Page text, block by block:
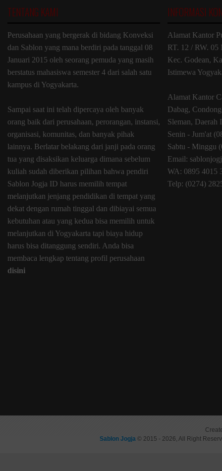
TENTANG KAMI
Perusahaan yang bergerak di bidang Konveksi
dan Sablon yang mana berdiri pada tanggal 08
Januari 2015 oleh seorang pemuda yang masih
berstatus mahasiswa semester 4 dari salah satu
kampus di Yogyakarta.
Sampai saat ini telah dipercaya oleh banyak
orang baik dari perusahaan, perorangan, instansi,
organisasi, komunitas, dan banyak pihak
lainnya. Berlatar belakang dari janji pada orang
tua yang disaksikan keluarga dimana sebelum
kuliah sudah diberikan pilihan bahwa pendiri
Sablon Jogja ID harus memilih tempat
melanjutkan jenjang pendidikan di tempat yang
dekat dengan rumah tinggal dan dibiayai semua
kebutuhan atau yang kedua bisa memilih untuk
melanjutkan di Yogyakarta tapi biaya hidup
harus bisa ditanggung sendiri. Anda bisa
membaca lengkap tentang profil perusahaan
disini
INFORMASI
Alamat Kantor
RT. 12 / RW. 05
Kec. Godean,
Istimewa
Alamat Kantor
Dabag,
Sleman, Daerah
Senin - Jum'at
Sabtu - Minggu
Email:
WA: 0895 4015
Telp: (0274)
Sablon Jogja © 2015 - 2026, All Right